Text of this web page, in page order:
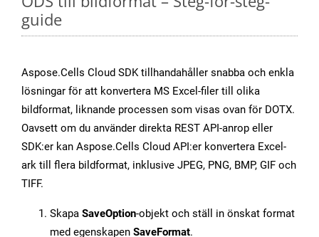
guide
Aspose.Cells Cloud SDK tillhandahåller snabba och enkla
lösningar för att konvertera MS Excel-filer till olika
bildformat, liknande processen som visas ovan för DOTX.
Oavsett om du använder direkta REST API-anrop eller
SDK:er kan Aspose.Cells Cloud API:er konvertera Excel-
ark till flera bildformat, inklusive JPEG, PNG, BMP, GIF och
TIFF.
Skapa SaveOption-objekt och ställ in önskat format
med egenskapen SaveFormat.